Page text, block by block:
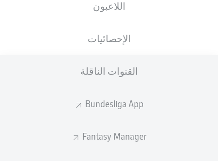
اللاعبون
الإحصائيات
القنوات الناقلة
Bundesliga App
Fantasy Manager
إعلان